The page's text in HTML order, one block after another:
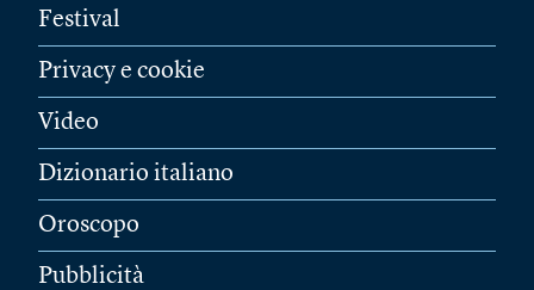
Festival
Privacy e cookie
Video
Dizionario italiano
Oroscopo
Pubblicità